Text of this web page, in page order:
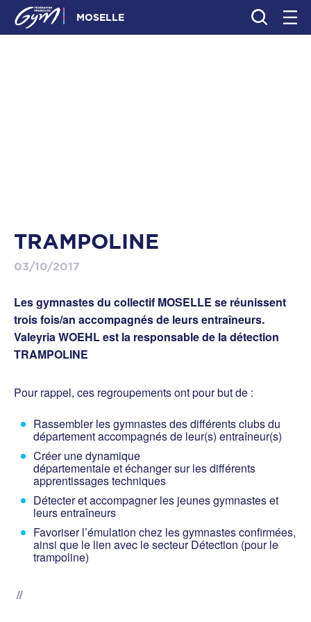
MOSELLE
TRAMPOLINE
03/10/2017
Les gymnastes du collectif MOSELLE se réunissent
trois fois/an accompagnés de leurs entraîneurs.
Valeyria WOEHL est la responsable de la détection
TRAMPOLINE
Pour rappel, ces regroupements ont pour but de :
Rassembler les gymnastes des différents clubs du
département accompagnés de leur(s) entraîneur(s)
Créer une dynamique
départementale et échanger sur les différents
apprentissages techniques
Détecter et accompagner les jeunes gymnastes et
leurs entraîneurs
Favoriser l’émulation chez les gymnastes confirmées,
ainsi que le lien avec le secteur Détection (pour le
trampoline)
//